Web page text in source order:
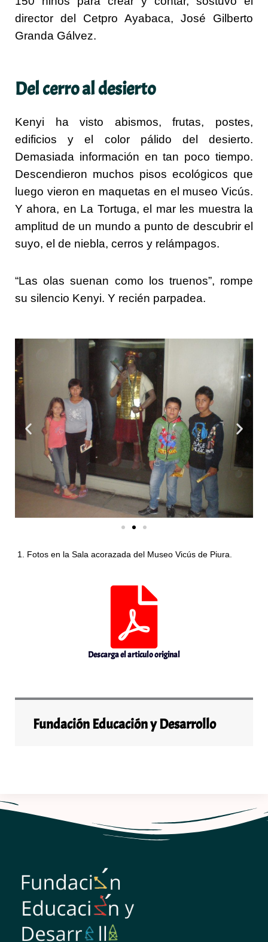
director del Cetpro Ayabaca, José Gilberto
Granda Gálvez.
Del cerro al desierto
Kenyi ha visto abismos, frutas, postes,
edificios y el color pálido del desierto.
Demasiada información en tan poco tiempo.
Descendieron muchos pisos ecológicos que
luego vieron en maquetas en el museo Vicús.
Y ahora, en La Tortuga, el mar les muestra la
amplitud de un mundo a punto de descubrir el
suyo, el de niebla, cerros y relámpagos.
“Las olas suenan como los truenos”, rompe
su silencio Kenyi. Y recién parpadea.
Fotos en la Sala acorazada del Museo Vicús de Piura.
Descarga el articulo original
Fundación Educación y Desarrollo